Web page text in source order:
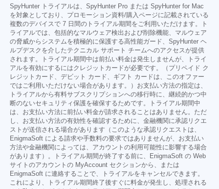
SpyHunter トライアルは、SpyHunter Pro または SpyHunter for Mac
を対象としており、プロモーション資料/購入ページに記載されている
複数のデバイスで 7 日間のトライアル期間をご利用いただけます。ト
ライアルでは、包括的なマルウェア検出および削除機能、マルウェア
の脅威からシステムを積極的に保護する高性能ガード、SpyHunter ヘ
ルプデスクを介したテクニカル サポート チームへのアクセスが提供
されます。トライアル期間中は前払い料金は発生しませんが、トライ
アルを有効にするにはクレジットカードが必要です。（プリペイド ク
レジットカード、デビット カード、ギフト カードは、このオファー
ではご利用いただけない場合があります。）お支払い方法の指定は、
トライアルから有料サブスクリプションへの移行時に、継続的かつ中
断のないセキュリティ保護を確保するためです。トライアル期間中
は、お支払い方法に前払い料金が請求されることはありません。ただ
し、お支払い方法の有効性を確認するために、金融機関に承認リクエ
ストが送信される場合があります（このような承認リクエストは、
EnigmaSoft による請求や手数料の要求ではありませんが、お支払い
方法や金融機関によっては、アカウントの利用可能性に影響する場合
があります）。トライアル期間が終了する前に、EnigmaSoft の Web
サイトのアカウントの MyAccount セクションから、または
EnigmaSoft に連絡することで、トライアルをキャンセルできます。
これにより、トライアル期間終了後すぐに料金が発生し、処理される